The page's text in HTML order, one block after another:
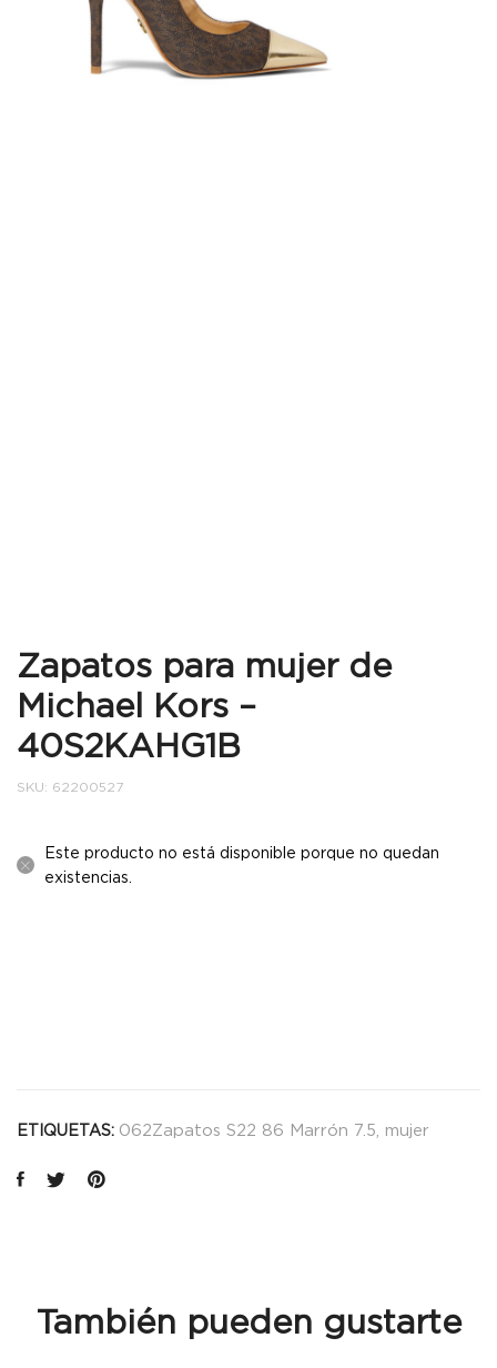
Zapatos para mujer de
Michael Kors –
40S2KAHG1B
SKU: 62200527
Este producto no está disponible porque no quedan
existencias.
ETIQUETAS: 062Zapatos S22 86 Marrón 7.5 mujer
También pueden gustarte